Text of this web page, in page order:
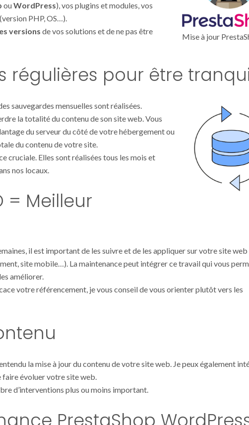
Mise à jour
ouWordPress), vos plugins et modules, vos
PHP, OS…).
versions de vos solutions et de ne pas être
régulières pour être
sauvegardes mensuelles sont réalisées.
la totalité du contenu de son site web. Vous
du serveur du côté de votre hébergement ou
du contenu de votre site.
cruciale. Elles sont réalisées tous les mois et
nos locaux.
= Meilleur
il est important de les suivre et de les appliquer sur votre site web
site mobile…). La maintenance peut intégrer ce travail qui vous
améliorer.
votre référencement, je vous conseil de vous orienter plutôt vers les
la mise à jour du contenu de votre site web. Je peux également
faire évoluer votre site web.
d’interventions plus ou moins important.